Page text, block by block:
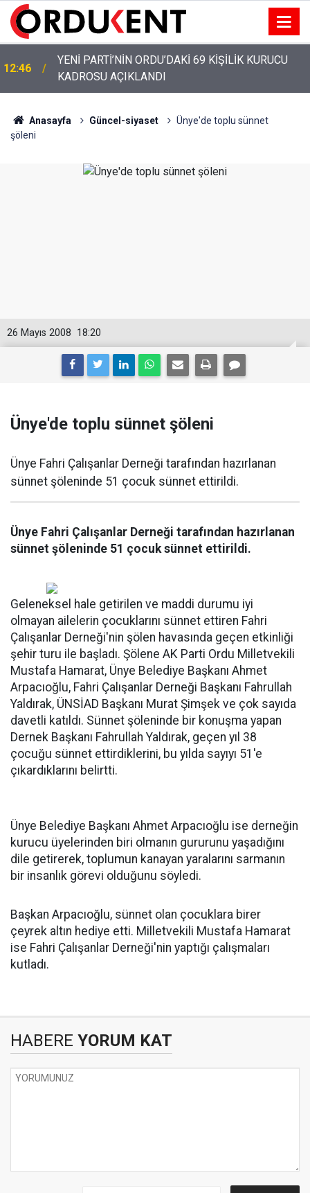
12:46
YENİ PARTİ’NİN ORDU’DAKİ 69 KİŞİLİK KURUCU
KADROSU AÇIKLANDI
12:22
YENİ PARTİ ALTINORDU’DA KURUCU YÖNETİMİNİ
AÇIKLADI
Anasayfa Güncel-siyaset
Ünye'de toplu sünnet
şöleni
18:20
26 Mayıs 2008
Ünye'de toplu sünnet şöleni
Ünye Fahri Çalışanlar Derneği tarafından hazırlanan
sünnet şöleninde 51 çocuk sünnet ettirildi.
Ünye Fahri Çalışanlar Derneği tarafından hazırlanan
sünnet şöleninde 51 çocuk sünnet ettirildi.
Geleneksel hale getirilen ve maddi durumu iyi
olmayan ailelerin çocuklarını sünnet ettiren Fahri
Çalışanlar Derneği'nin şölen havasında geçen etkinliği
şehir turu ile başladı. Şölene AK Parti Ordu Milletvekili
Mustafa Hamarat, Ünye Belediye Başkanı Ahmet
Arpacıoğlu, Fahri Çalışanlar Derneği Başkanı Fahrullah
Yaldırak, ÜNSİAD Başkanı Murat Şimşek ve çok sayıda
davetli katıldı. Sünnet şöleninde bir konuşma yapan
Dernek Başkanı Fahrullah Yaldırak, geçen yıl 38
çocuğu sünnet ettirdiklerini, bu yılda sayıyı 51'e
çıkardıklarını belirtti.
Ünye Belediye Başkanı Ahmet Arpacıoğlu ise derneğin
kurucu üyelerinden biri olmanın gururunu yaşadığını
dile getirerek, toplumun kanayan yaralarını sarmanın
bir insanlık görevi olduğunu söyledi.
Başkan Arpacıoğlu, sünnet olan çocuklara birer
çeyrek altın hediye etti. Milletvekili Mustafa Hamarat
ise Fahri Çalışanlar Derneği'nin yaptığı çalışmaları
kutladı.
HABERE YORUM KAT